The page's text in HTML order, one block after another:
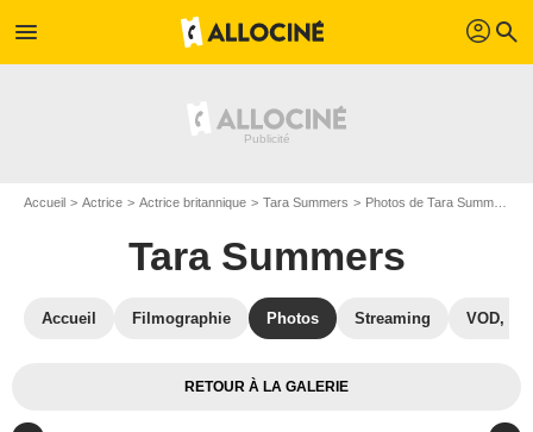
menu profil search
Accueil Actrice Actrice britannique Tara Summers Photos de Tara Summers
Tara Summers
Accueil Filmographie Photos Streaming VOD,
RETOUR À LA GALERIE